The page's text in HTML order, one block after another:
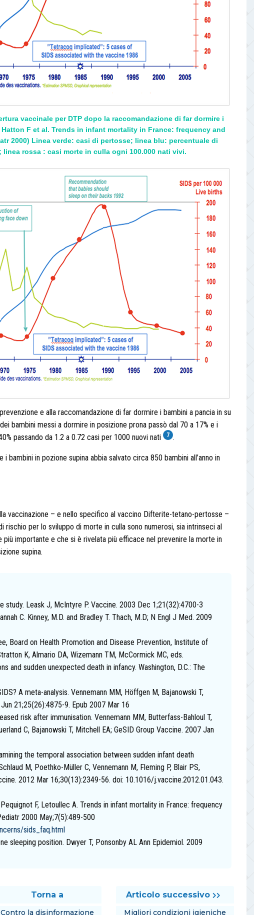
vaccinale per DTP dopo la raccomandazione di far dormire i
F et al. Trends in infant mortality in France: frequency and
2000) Linea verde: casi di pertosse; linea blu: percentuale di
linea rossa : casi morte in culla ogni 100.000 nati vivi.
e alla raccomandazione di far dormire i bambini a pancia in su
bambini messi a dormire in posizione prona passò dal 70 a 17% e i
passando da 1.2 a 0.72 casi per 1000 nuovi nati
7 .
bambini in pozione supina abbia salvato circa 850 bambini all’anno in
vaccinazione – e nello specifico al vaccino Difterite-tetano-pertosse –
per lo sviluppo di morte in culla sono numerosi, sia intrinseci al
importante e che si è rivelata più efficace nel prevenire la morte in
supina.
study. Leask J, McIntyre P. Vaccine. 2003 Dec 1;21(32):4700-3
C. Kinney, M.D. and Bradley T. Thach, M.D; N Engl J Med. 2009
Board on Health Promotion and Disease Prevention, Institute of
K, Almario DA, Wizemann TM, McCormick MC, eds.
and sudden unexpected death in infancy. Washington, D.C.: The
A meta-analysis. Vennemann MM, Höffgen M, Bajanowski T,
21;25(26):4875-9. Epub 2007 Mar 16
risk after immunisation. Vennemann MM, Butterfass-Bahloul T,
C, Bajanowski T, Mitchell EA; GeSID Group Vaccine. 2007 Jan
the temporal association between sudden infant death
M, Poethko-Müller C, Vennemann M, Fleming P, Blair PS,
2012 Mar 16;30(13):2349-56. doi: 10.1016/j.vaccine.2012.01.043.
F, Letoullec A. Trends in infant mortality in France: frequency
2000 May;7(5):489-500
sids_faq.html
sleeping position. Dwyer T, Ponsonby AL Ann Epidemiol. 2009
Articolo successivo
Migliori condizioni igieniche
Torna a
Contro la disinformazione